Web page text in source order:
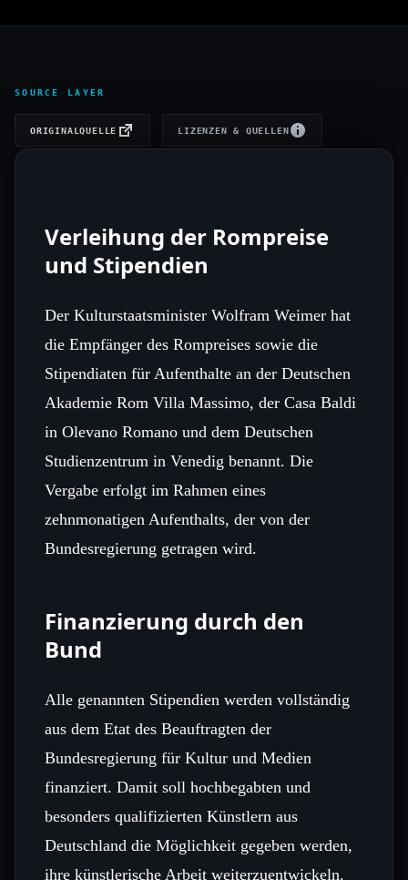
SOURCE LAYER
ORIGINALQUELLE LIZENZEN & QUELLEN
Verleihung der Rompreise
und Stipendien
Der Kulturstaatsminister Wolfram Weimer hat
die Empfänger des Rompreises sowie die
Stipendiaten für Aufenthalte an der Deutschen
Akademie Rom Villa Massimo, der Casa Baldi
in Olevano Romano und dem Deutschen
Studienzentrum in Venedig benannt. Die
Vergabe erfolgt im Rahmen eines
zehnmonatigen Aufenthalts, der von der
Bundesregierung getragen wird.
Finanzierung durch den
Bund
Alle genannten Stipendien werden vollständig
aus dem Etat des Beauftragten der
Bundesregierung für Kultur und Medien
finanziert. Damit soll hochbegabten und
besonders qualifizierten Künstlern aus
Deutschland die Möglichkeit gegeben werden,
ihre künstlerische Arbeit weiterzuentwickeln.